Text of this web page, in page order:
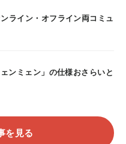
ライン・オフライン両コミュ
ンミェン」の仕様おさらいと
を見る